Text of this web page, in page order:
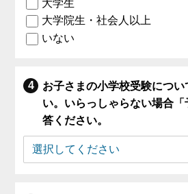
大学生
大学院生・社会人以上
いない
お子さまの小学校受験につい
い。いらっしゃらない場合「
答ください。